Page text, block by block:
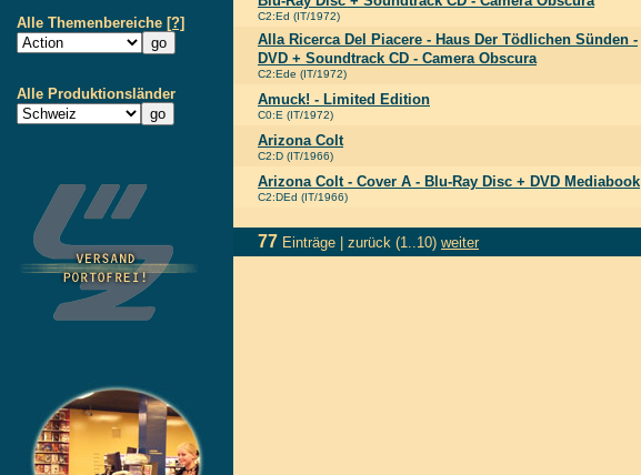
Alle Themenbereiche [?]
Alle Produktionsländer
C2:Ed (IT/1972)
Alla Ricerca Del Piacere - Haus Der Tödlichen Sünden -
DVD + Soundtrack CD - Camera Obscura
C2:Ede (IT/1972)
Amuck! - Limited Edition
C0:E (IT/1972)
Arizona Colt
C2:D (IT/1966)
Arizona Colt - Cover A - Blu-Ray Disc + DVD Mediabook
C2:DEd (IT/1966)
77 Einträge | zurück (1..10) weiter